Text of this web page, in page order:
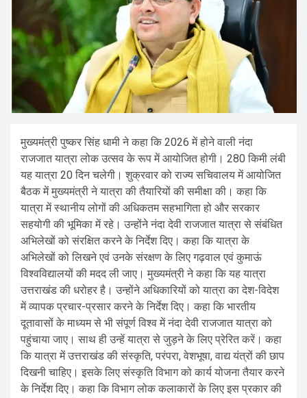
मुख्यमंत्री पुष्कर सिंह धामी ने कहा कि 2026 में होने वाली नंदा
राजजात यात्रा लोक उत्सव के रूप में आयोजित होगी। 280 किमी लंबी
यह यात्रा 20 दिन चलेगी। शुक्रवार को राज्य सचिवालय में आयोजित
बैठक में मुख्यमंत्री ने यात्रा की तैयारियों की समीक्षा की। कहा कि
यात्रा में स्थानीय लोगों की अधिकतम सहभागिता हो और सरकार
सहयोगी की भूमिका में रहे। उन्होंने नंदा देवी राजजात यात्रा से संबंधित
अभिलेखों को संरक्षित करने के निर्देश दिए। कहा कि यात्रा के
अभिलेखों को लिखने एवं उनके संरक्षण के लिए गढ़वाल एवं कुमाऊं
विश्वविद्यालयों की मदद ली जाए। मुख्यमंत्री ने कहा कि यह यात्रा
उत्तराखंड की धरोहर है। उन्होंने अधिकारियों को यात्रा का देश-विदेश
में व्यापक प्रचार-प्रसार करने के निर्देश दिए। कहा कि भारतीय
दूतावासों के माध्यम से भी संपूर्ण विश्व में नंदा देवी राजजात यात्रा को
पहुंचाया जाए। साथ ही उन्हें यात्रा से जुड़ने के लिए प्रेरित करें। कहा
कि यात्रा में उत्तराखंड की संस्कृति, परंपरा, वेशभूषा, वाद्य यंत्रों की छाप
दिखनी चाहिए। इसके लिए संस्कृति विभाग को कार्य योजना तैयार करने
के निर्देश दिए। कहा कि विभाग लोक कलाकारों के लिए इस प्रकार की